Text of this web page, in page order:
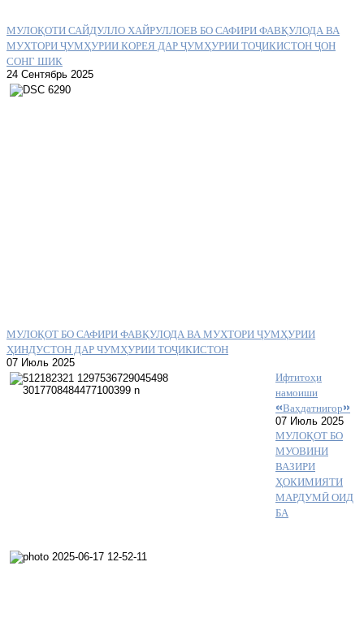
МУЛОҚОТИ САЙДУЛЛО ХАЙРУЛЛОЕВ БО САФИРИ ФАВҚУЛОДА ВА
МУХТОРИ ҶУМҲУРИИ КОРЕЯ ДАР ҶУМҲУРИИ ТОҶИКИСТОН ҶОН
СОНГ ШИК
24 Сентябрь 2025
МУЛОҚОТ БО САФИРИ ФАВҚУЛОДА ВА МУХТОРИ ҶУМҲУРИИ
ҲИНДУСТОН ДАР ЧУМҲУРИИ ТОҶИКИСТОН
07 Июль 2025
Ифтитоҳи
намоиши
«Ваҳдатнигор»
07 Июль 2025
МУЛОҚОТ БО
МУОВИНИ
ВАЗИРИ
ҲОКИМИЯТИ
МАРДУМӢ ОИД
БА